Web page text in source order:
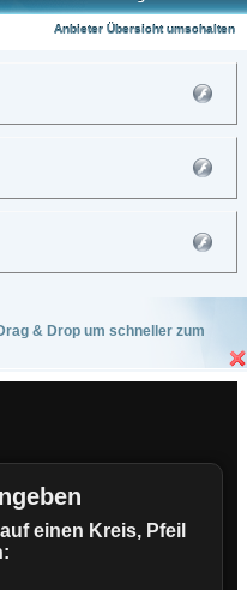
Anbieter Übersicht umschalten
& Drop um schneller zum